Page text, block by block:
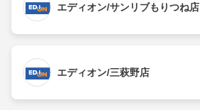
エディオン/サンリブもりつね店
エディオン/三萩野店